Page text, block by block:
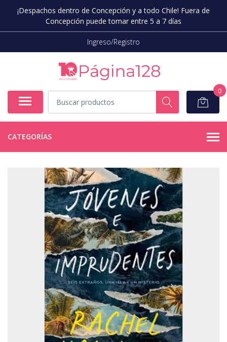
¡Despachos dentro de Concepción y a todo Chile! Fuera de
Concepción puede tomar entre 5 a 7 días
Ingreso/Registro
0
CATEGORÍAS